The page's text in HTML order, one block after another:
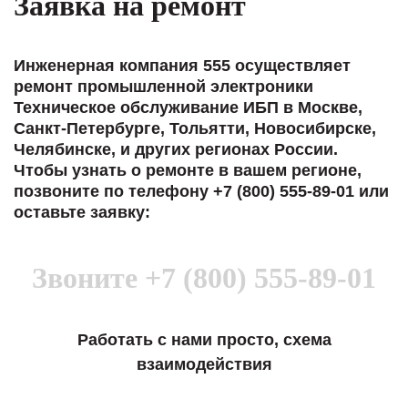
Инженерная компания 555 осуществляет
ремонт промышленной электроники
Техническое обслуживание ИБП в Москве,
Санкт-Петербурге, Тольятти, Новосибирске,
Челябинске, и других регионах России.
Чтобы узнать о ремонте в вашем регионе,
позвоните по телефону +7 (800) 555-89-01 или
оставьте заявку:
Звоните +7 (800) 555-89-01
Работать с нами просто, схема
взаимодействия